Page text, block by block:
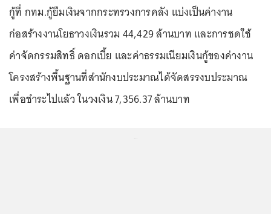
กู้ที่ กทม.กู้ยืมเงินจากกระทรวงการคลัง แบ่งเป็นค่างาน
ก่อสร้างงานโยธาวงเงินรวม 44,429 ล้านบาท และการชดใช้
ค่าจัดกรรมสิทธิ์ ดอกเบี้ย และค่าธรรมเนียมเงินกู้ของค่างาน
โครงสร้างพื้นฐานที่สำนักงบประมาณได้จัดสรรงบประมาณ
เพื่อชำระไปแล้ว ในวงเงิน 7,356.37 ล้านบาท